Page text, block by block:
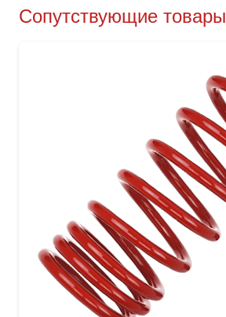
Сопутствующие товары